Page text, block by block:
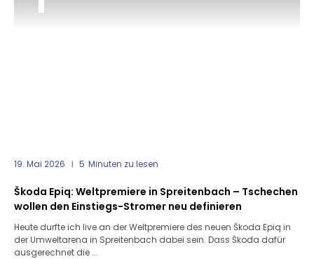
19. Mai 2026 5 Minuten zu lesen
Škoda Epiq: Weltpremiere in Spreitenbach – Tschechen
wollen den Einstiegs-Stromer neu definieren
Heute durfte ich live an der Weltpremiere des neuen Škoda Epiq in
der Umweltarena in Spreitenbach dabei sein. Dass Škoda dafür
ausgerechnet die ...